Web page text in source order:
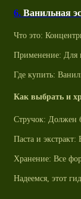
6. Ванильная
Что это:
Применение: Для
Где купить:
Как выбрать и
Стручок: Должен
Паста и экстракт:
Хранение: Все
Надеемся, этот